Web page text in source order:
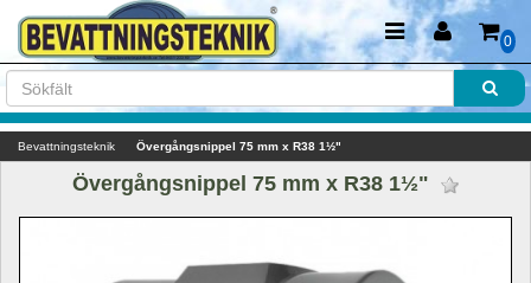
0
Bevattningsteknik Övergångsnippel 75 mm x R38 1½"
Övergångsnippel 75 mm x R38 1½"